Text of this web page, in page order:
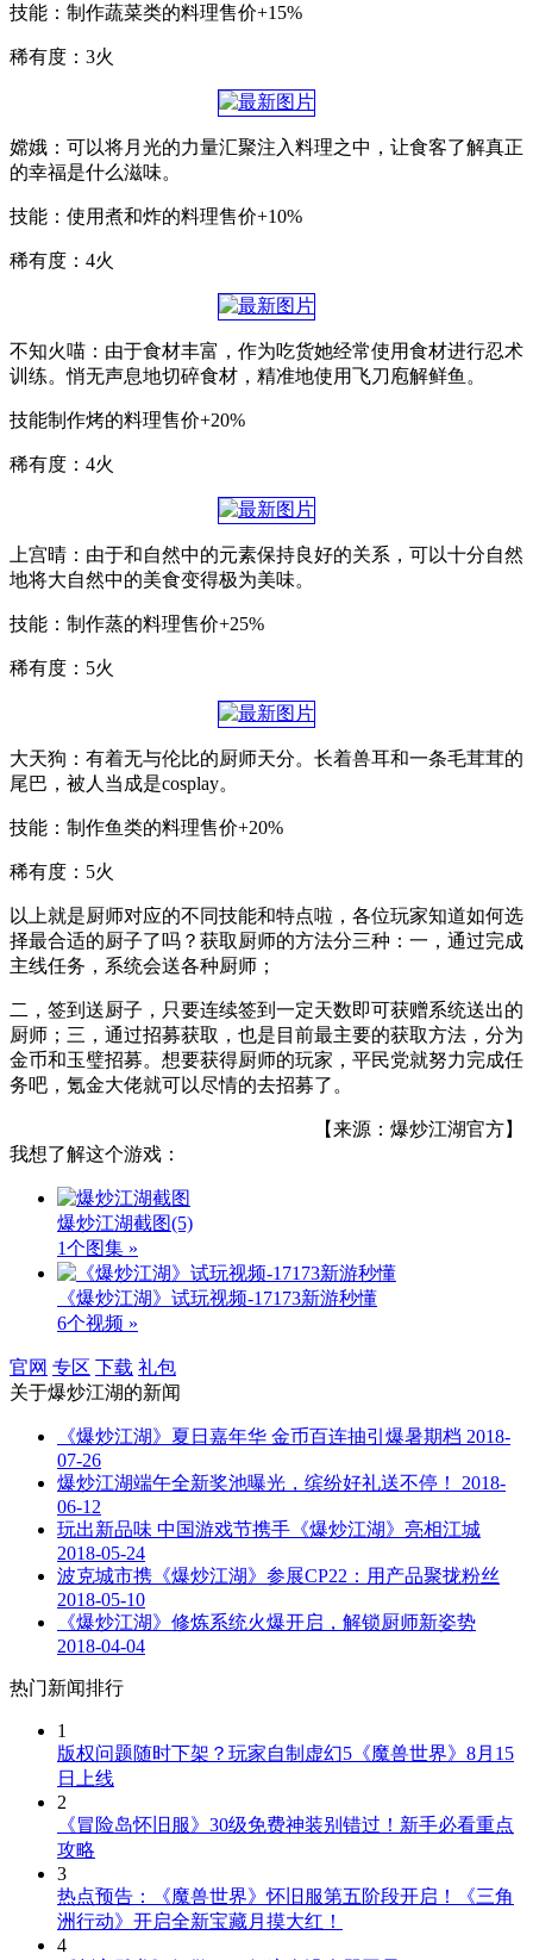
技能：制作蔬菜类的料理售价+15%
稀有度：3火
嫦娥：可以将月光的力量汇聚注入料理之中，让食客了解真正
的幸福是什么滋味。
技能：使用煮和炸的料理售价+10%
稀有度：4火
不知火喵：由于食材丰富，作为吃货她经常使用食材进行忍术
训练。悄无声息地切碎食材，精准地使用飞刀庖解鲜鱼。
技能制作烤的料理售价+20%
稀有度：4火
上宫晴：由于和自然中的元素保持良好的关系，可以十分自然
地将大自然中的美食变得极为美味。
技能：制作蒸的料理售价+25%
稀有度：5火
大天狗：有着无与伦比的厨师天分。长着兽耳和一条毛茸茸的
尾巴，被人当成是cosplay。
技能：制作鱼类的料理售价+20%
稀有度：5火
以上就是厨师对应的不同技能和特点啦，各位玩家知道如何选
择最合适的厨子了吗？获取厨师的方法分三种：一，通过完成
主线任务，系统会送各种厨师；
二，签到送厨子，只要连续签到一定天数即可获赠系统送出的
厨师；三，通过招募获取，也是目前最主要的获取方法，分为
金币和玉璧招募。想要获得厨师的玩家，平民党就努力完成任
务吧，氪金大佬就可以尽情的去招募了。
【来源：爆炒江湖官方】
我想了解这个游戏：
爆炒江湖截图(5)
1个图集 »
《爆炒江湖》试玩视频-17173新游秒懂
6个视频 »
官网 专区 下载 礼包
关于爆炒江湖的新闻
《爆炒江湖》夏日嘉年华 金币百连抽引爆暑期档 2018-
07-26
爆炒江湖端午全新奖池曝光，缤纷好礼送不停！
2018-
06-12
玩出新品味 中国游戏节携手《爆炒江湖》亮相江城
2018-05-24
波克城市携《爆炒江湖》参展CP22：用产品聚拢粉丝
2018-05-10
《爆炒江湖》修炼系统火爆开启，解锁厨师新姿势
2018-04-04
热门新闻排行
1
版权问题随时下架？玩家自制虚幻5《魔兽世界》8月15
日上线
2
《冒险岛怀旧服》30级免费神装别错过！新手必看重点
攻略
3
热点预告：《魔兽世界》怀旧服第五阶段开启！《三角
洲行动》开启全新宝藏月摸大红！
4